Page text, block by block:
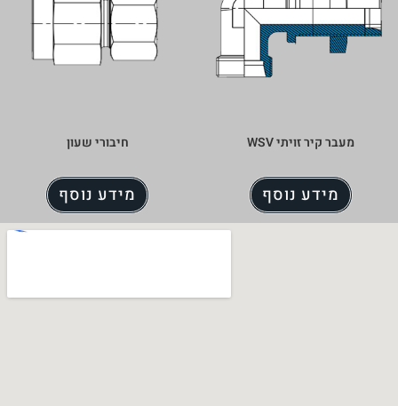
מעבר קיר זויתי WSV
מידע נוסף
חיבורי שעון
מידע נוסף